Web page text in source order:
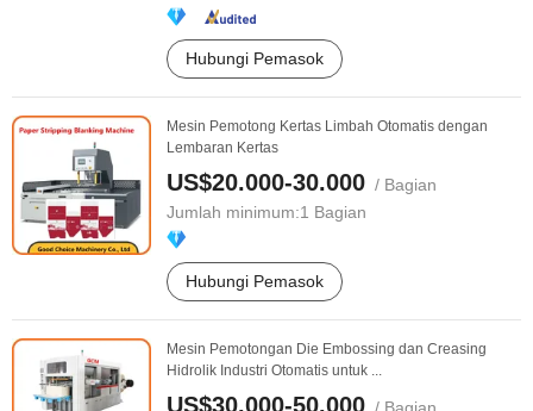
Hubungi Pemasok
Mesin Pemotong Kertas Limbah Otomatis dengan
Lembaran Kertas
US$20.000-30.000 / Bagian
Jumlah minimum:1 Bagian
Hubungi Pemasok
Mesin Pemotongan Die Embossing dan Creasing
Hidrolik Industri Otomatis untuk ...
US$30.000-50.000